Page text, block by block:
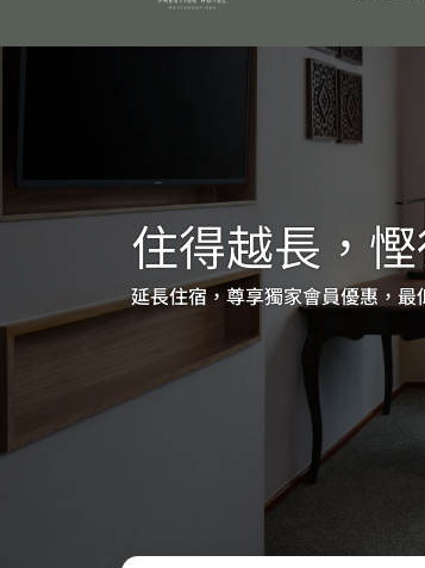
住得越長，
延長住宿，尊享獨家會員優惠，